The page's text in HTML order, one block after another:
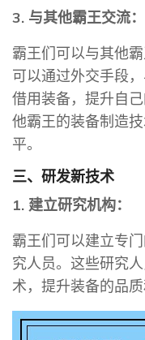
3. 与其他霸王交流：
霸王们可以与其他
可以通过外交手段
借用装备，提升自
他霸王的装备制造
平。
三、研发新技术
1. 建立研究机构：
霸王们可以建立专
究人员。这些研究
术，提升装备的品质